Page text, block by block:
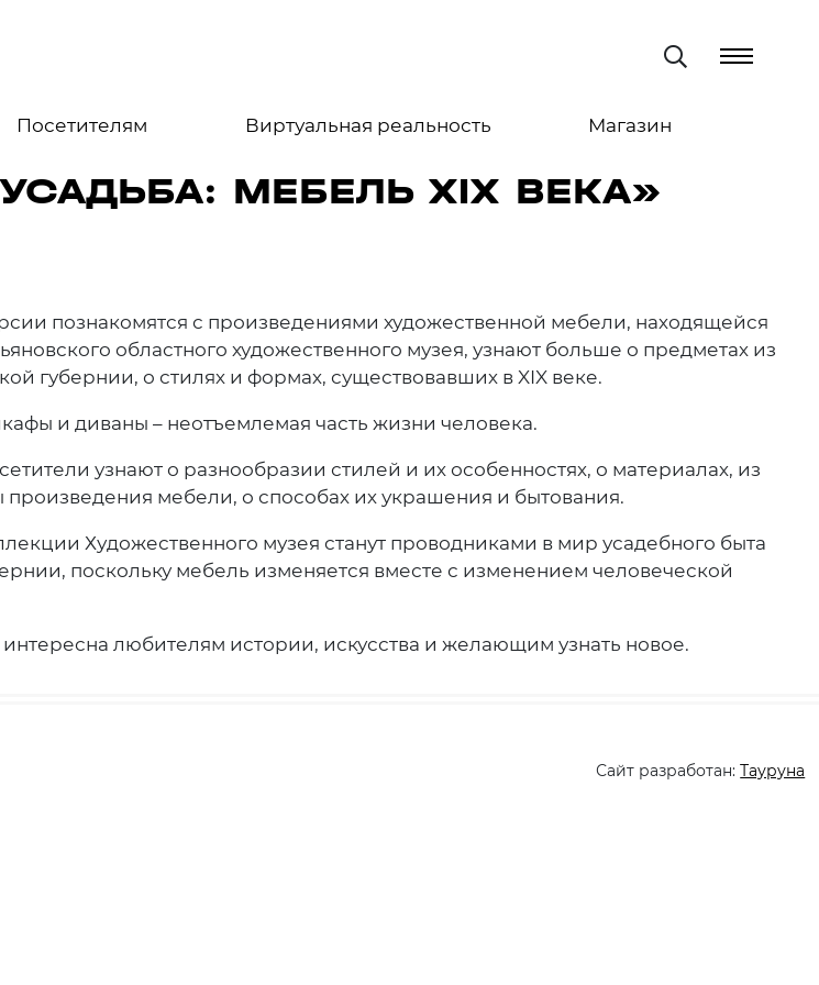
Посетителям Виртуальная реальность Магазин
МЕБЕЛЬ XIX ВЕКА»
познакомятся с произведениями художественной мебели, находящейся
областного художественного музея, узнают больше о предметах из
губернии, о стилях и формах, существовавших в XIX веке.
и диваны – неотъемлемая часть жизни человека.
узнают о разнообразии стилей и их особенностях, о материалах, из
произведения мебели, о способах их украшения и бытования.
Художественного музея станут проводниками в мир усадебного быта
поскольку мебель изменяется вместе с изменением человеческой
интересна любителям истории, искусства и желающим узнать новое.
Сайт разработан:Тауруна